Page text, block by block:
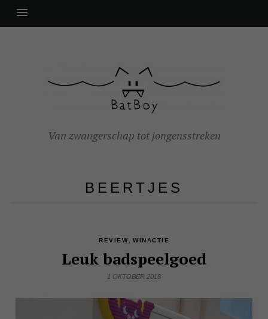
Van zwangerschap tot jongensstreken
BEERTJES
REVIEW WINACTIE
Leuk badspeelgoed
1 OKTOBER 2018